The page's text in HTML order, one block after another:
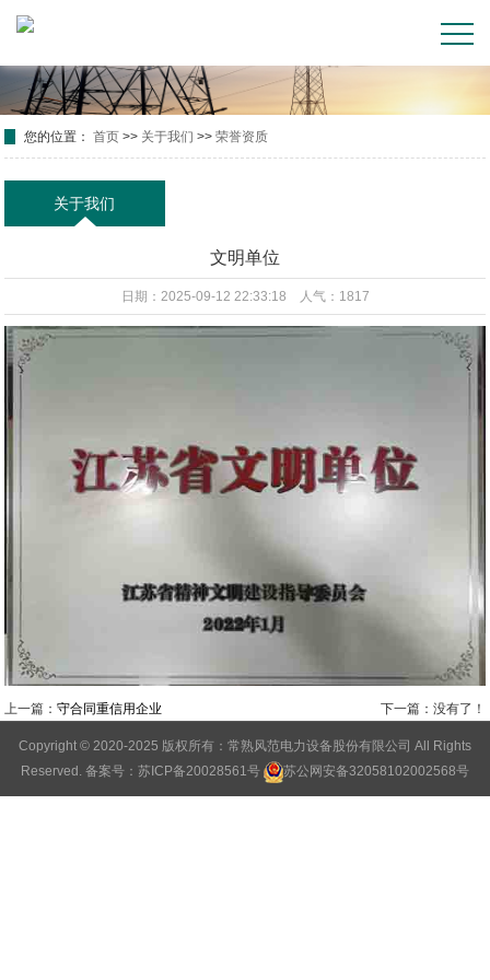
您的位置：首页 >> 关于我们 >>荣誉资质
关于我们
文明单位
日期：2025-09-12 22:33:18 人气：1817
上一篇：守合同重信用企业 下一篇：没有了！
Copyright © 2020-2025 版权所有：常熟风范电力设备股份有限公司 All Rights
Reserved. 备案号：苏ICP备20028561号 苏公网安备32058102002568号